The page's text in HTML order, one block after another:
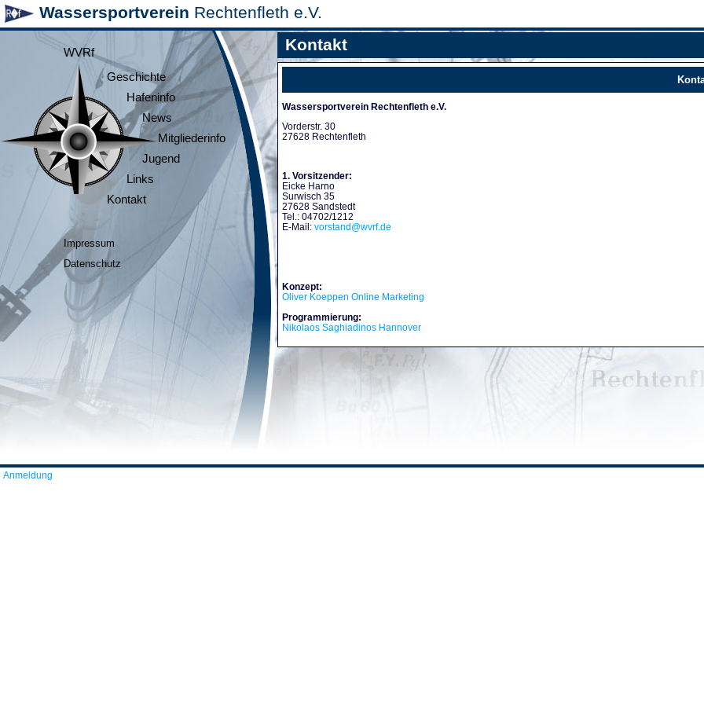
Wassersportverein Rechtenfleth e.V.
WVRf
Geschichte
Hafeninfo
News
Mitgliederinfo
Jugend
Links
Kontakt
Impressum
Datenschutz
Kontakt
Wassersportverein Rechtenfleth e.V.
Vorderstr. 30
27628 Rechtenfleth
1. Vorsitzender:
Eicke Harno
Surwisch 35
27628 Sandstedt
Tel.: 04702/1212
E-Mail: vorstand@wvrf.de
Konzept:
Oliver Koeppen Online Marketing
Programmierung:
Nikolaos Saghiadinos Hannover
Anmeldung